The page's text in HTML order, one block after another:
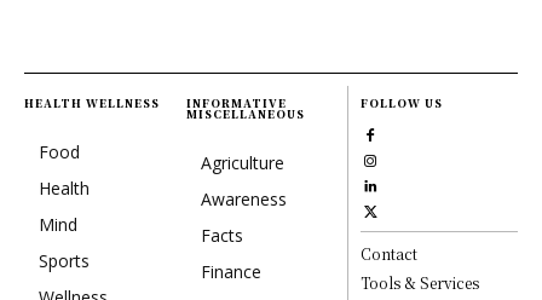
HEALTH WELLNESS
Food
Health
Mind
Sports
INFORMATIVE
MISCELLANEOUS
Agriculture
Awareness
Facts
Finance
FOLLOW US
Contact
Tools & Services